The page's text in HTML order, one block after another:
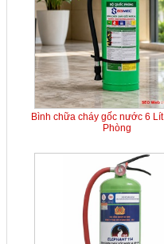
Bình chữa cháy gốc nước 6
Phòng